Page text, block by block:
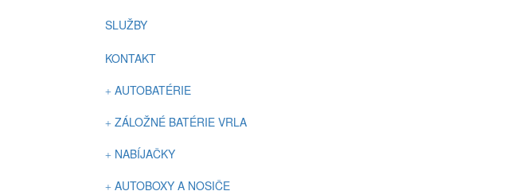
SLUŽBY
KONTAKT
AUTOBATÉRIE
ZÁLOŽNÉ BATÉRIE VRLA
NABÍJAČKY
AUTOBOXY A NOSIČE